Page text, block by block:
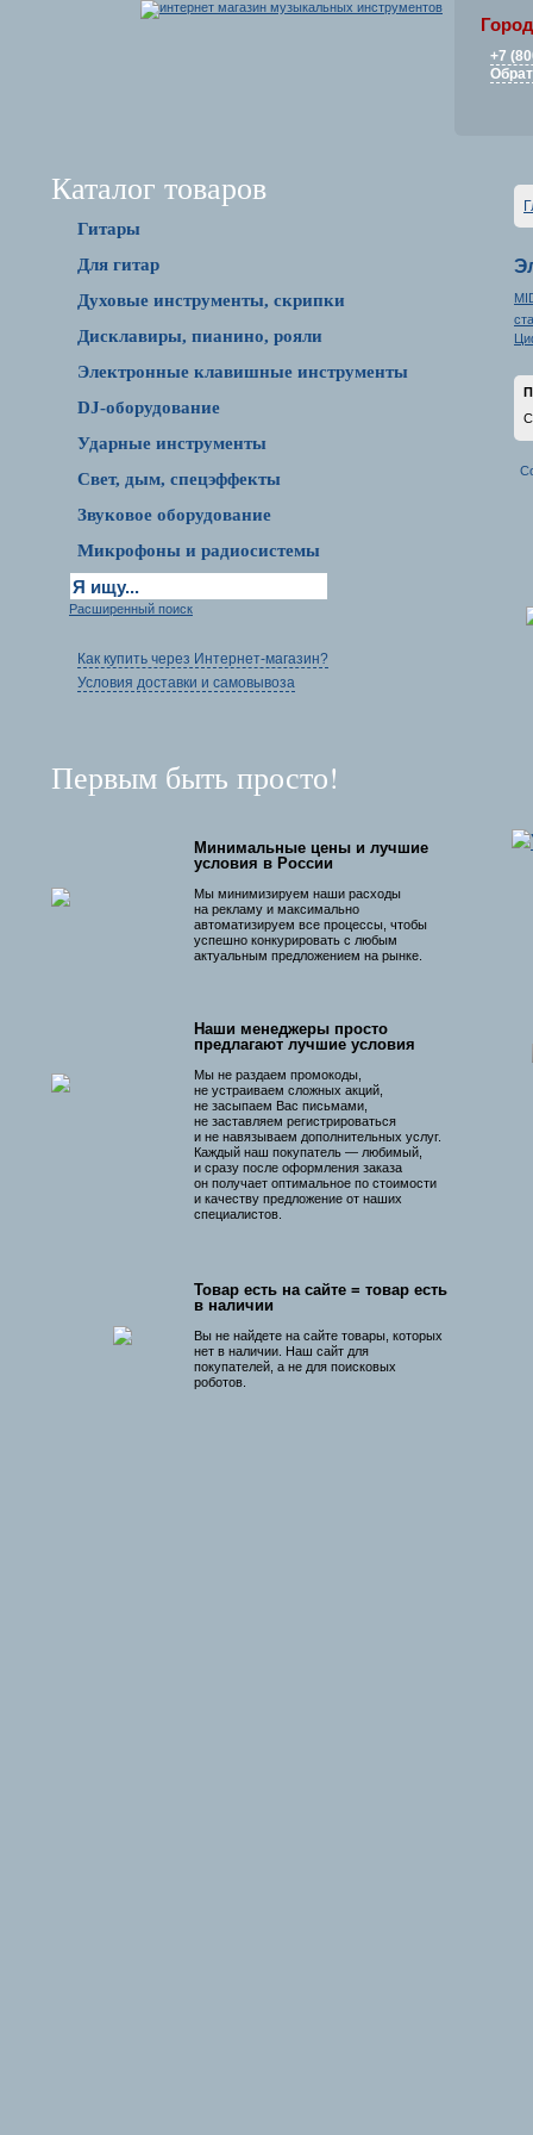
+7
Каталог товаров
Гитары
Для гитар
Духовые инструменты, скрипки
Дисклавиры, пианино, рояли
Электронные клавишные инструменты
DJ-оборудование
Ударные инструменты
Свет, дым, спецэффекты
Звуковое оборудование
Микрофоны и радиосистемы
Расширенный поиск
Как купить через Интернет-магазин?
Условия доставки и самовывоза
Первым быть просто!
Минимальные цены и лучшие
условия в России
Мы минимизируем наши расходы
на рекламу и максимально
автоматизируем все процессы, чтобы
успешно конкурировать с любым
актуальным предложением на рынке.
Наши менеджеры просто
предлагают лучшие условия
Мы не раздаем промокоды,
не устраиваем сложных акций,
не засыпаем Вас письмами,
не заставляем регистрироваться
и не навязываем дополнительных услуг.
Каждый наш покупатель — любимый,
и сразу после оформления заказа
он получает оптимальное по стоимости
и качеству предложение от наших
специалистов.
Товар есть на сайте = товар есть
в наличии
Вы не найдете на сайте товары, которых
нет в наличии. Наш сайт для
покупателей, а не для поисковых
роботов.